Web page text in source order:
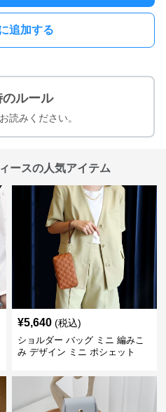
追加する
のルール
読みください。
ースの人気アイテム
¥5,640 (税込)
ショルダー バッグ ミニ 編みこ
み デザイン ミニ ポシェット